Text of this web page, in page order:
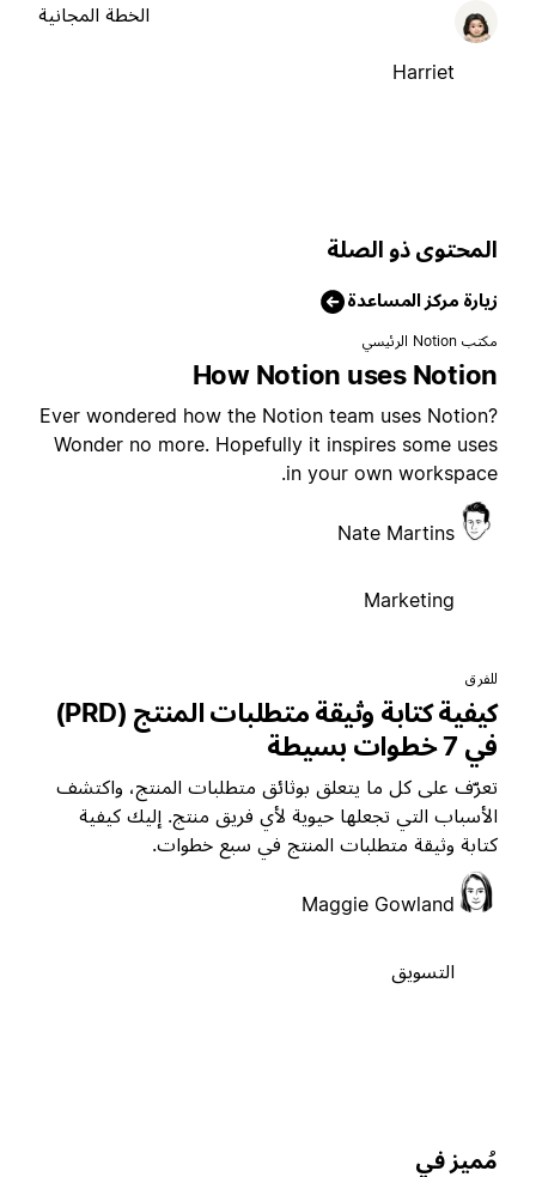
Harriet
الخطة المجانية
ذو الصلة
مركز المساعدة
How Notion uses
Ever wondered how the Notion team uses
Wonder no more. Hopefully it inspires some
in your own
Nate Martins
Marketing
كيفية كتابة وثيقة متطلبات المنتج (PRD)
على كل ما يتعلق بوثائق متطلبات المنتج، واكتشف
التي تجعلها حيوية لأي فريق منتج. إليك كيفية
وثيقة متطلبات المنتج في سبع خطوات.
Maggie Gowland
التسويق
في